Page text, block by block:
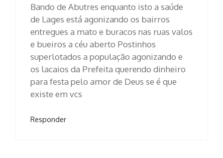
Bando de Abutres enquanto isto a saúde
de Lages está agonizando os bairros
entregues a mato e buracos nas ruas valos
e bueiros a céu aberto Postinhos
superlotados a população agonizando e
os lacaios da Prefeita querendo dinheiro
para festa pelo amor de Deus se é que
existe em vcs
Responder